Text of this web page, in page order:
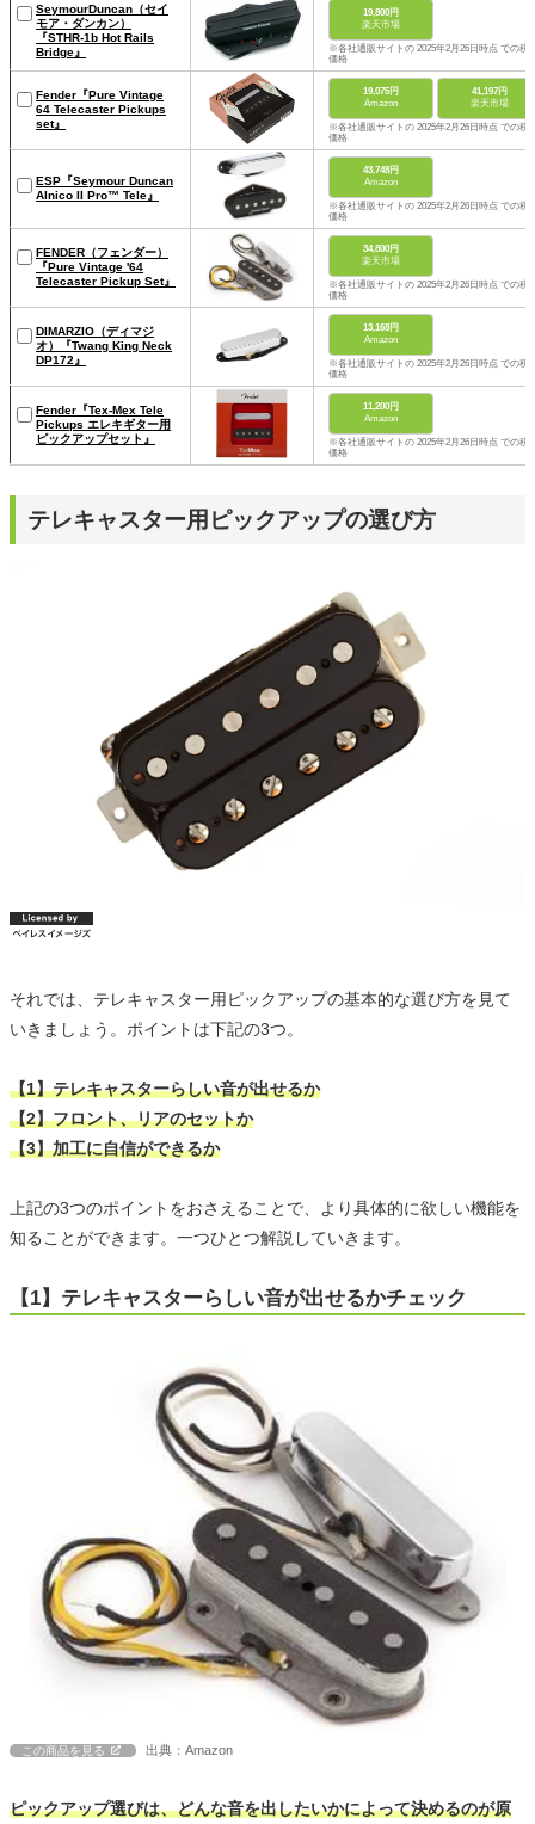
SeymourDuncan（セイ
モア・ダンカン）
『STHR-1b Hot Rails
Bridge』
19,800円
楽天市場
※各社通販サイトの 2025年2月26日時点 での税
価格
Fender『Pure Vintage
64 Telecaster Pickups
set』
19,075円
Amazon
41,197円
楽天市場
※各社通販サイトの 2025年2月26日時点 での税
価格
ESP『Seymour Duncan
Alnico II Pro™ Tele』
43,748円
Amazon
※各社通販サイトの 2025年2月26日時点 での税
価格
FENDER（フェンダー）
『Pure Vintage '64
Telecaster Pickup Set』
34,800円
楽天市場
※各社通販サイトの 2025年2月26日時点 での税
価格
DIMARZIO（ディマジ
オ）『Twang King Neck
DP172』
13,168円
Amazon
※各社通販サイトの 2025年2月26日時点 での税
価格
Fender『Tex-Mex Tele
Pickups エレキギター用
ピックアップセット』
11,200円
Amazon
※各社通販サイトの 2025年2月26日時点 での税
価格
テレキャスター用ピックアップの選び方
それでは、テレキャスター用ピックアップの基本的な選び方を見て
いきましょう。ポイントは下記の3つ。
【1】テレキャスターらしい音が出せるか
【2】フロント、リアのセットか
【3】加工に自信ができるか
上記の3つのポイントをおさえることで、より具体的に欲しい機能を
知ることができます。一つひとつ解説していきます。
【1】テレキャスターらしい音が出せるかチェック
この商品を見る 出典：Amazon
ピックアップ選びは、どんな音を出したいかによって決めるのが原